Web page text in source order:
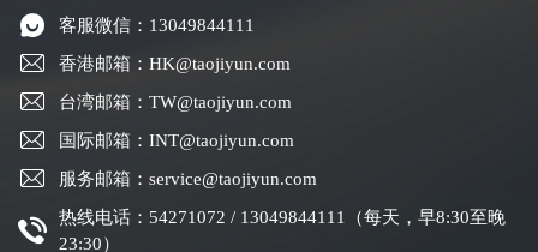
客服微信：13049844111
香港邮箱：HK@taojiyun.com
台湾邮箱：TW@taojiyun.com
国际邮箱：INT@taojiyun.com
服务邮箱：service@taojiyun.com
热线电话：54271072 / 13049844111（每天，早8:30至晚
23:30）